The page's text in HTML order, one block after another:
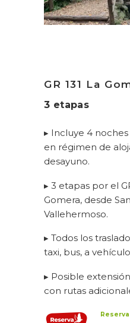
GR 131 La
3 etapas
▸ Incluye 4
en régimen de
desayuno.
▸ 3 etapas por el
Gomera, desde
Vallehermoso.
▸ Todos los
taxi, bus, a
▸ Posible
con rutas